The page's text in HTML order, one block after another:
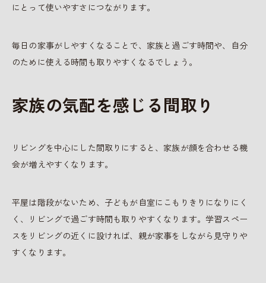
にとって使いやすさにつながります。
毎日の家事がしやすくなることで、家族と過ごす時間や、自分
のために使える時間も取りやすくなるでしょう。
家族の気配を感じる間取り
リビングを中心にした間取りにすると、家族が顔を合わせる機
会が増えやすくなります。
平屋は階段がないため、子どもが自室にこもりきりになりにく
く、リビングで過ごす時間も取りやすくなります。学習スペー
スをリビングの近くに設ければ、親が家事をしながら見守りや
すくなります。